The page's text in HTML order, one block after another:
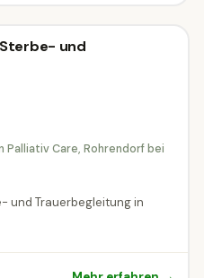
und
Palliativ Care, Rohrendorf bei
und Trauerbegleitung in